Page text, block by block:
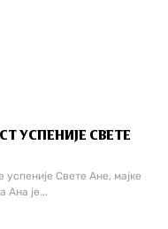
УСПЕНИЈЕ СВЕТЕ
Свете Ане, мајке
Ана је...